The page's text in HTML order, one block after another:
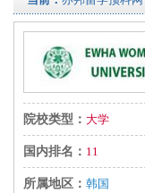
院校类型： 大学
国内排名： 11
所属地区： 韩国